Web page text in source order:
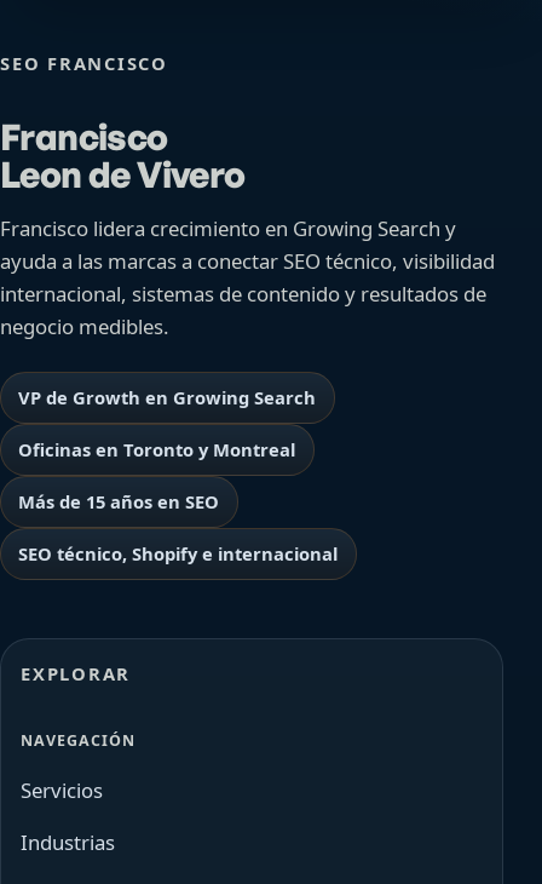
SEO FRANCISCO
Francisco
Leon de Vivero
Francisco lidera crecimiento en Growing Search y
ayuda a las marcas a conectar SEO técnico, visibilidad
internacional, sistemas de contenido y resultados de
negocio medibles.
VP de Growth en Growing Search
Oficinas en Toronto y Montreal
Más de 15 años en SEO
SEO técnico, Shopify e internacional
EXPLORAR
NAVEGACIÓN
Servicios
Industrias